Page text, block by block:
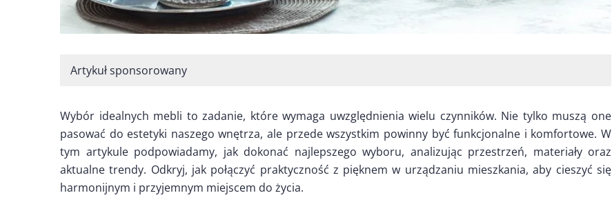
Artykuł sponsorowany
Wybór idealnych mebli to zadanie, które wymaga uwzględnienia wielu czynników. Nie tylko muszą one
pasować do estetyki naszego wnętrza, ale przede wszystkim powinny być funkcjonalne i komfortowe. W
tym artykule podpowiadamy, jak dokonać najlepszego wyboru, analizując przestrzeń, materiały oraz
aktualne trendy. Odkryj, jak połączyć praktyczność z pięknem w urządzaniu mieszkania, aby cieszyć się
harmonijnym i przyjemnym miejscem do życia.